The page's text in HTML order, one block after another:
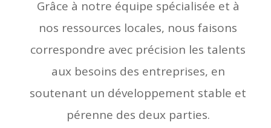
Grâce à notre équipe spécialisée et à
nos ressources locales, nous faisons
correspondre avec précision les talents
aux besoins des entreprises, en
soutenant un développement stable et
pérenne des deux parties.